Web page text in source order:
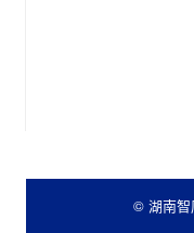
© 湖南智